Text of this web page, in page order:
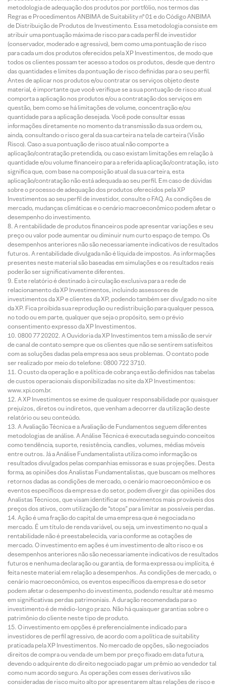
metodologia de adequação dos produtos por portfólio, nos termos das
Regras e Procedimentos ANBIMA de Suitability nº 01 e do Código ANBIMA
de Distribuição de Produtos de Investimento. Essa metodologia consiste em
atribuir uma pontuação máxima de risco para cada perfil de investidor
(conservador, moderado e agressivo), bem como uma pontuação de risco
para cada um dos produtos oferecidos pela XP Investimentos, de modo que
todos os clientes possam ter acesso a todos os produtos, desde que dentro
das quantidades e limites da pontuação de risco definidas para o seu perfil.
Antes de aplicar nos produtos e/ou contratar os serviços objeto deste
material, é importante que você verifique se a sua pontuação de risco atual
comporta a aplicação nos produtos e/ou a contratação dos serviços em
questão, bem como se há limitações de volume, concentração e/ou
quantidade para a aplicação desejada. Você pode consultar essas
informações diretamente no momento da transmissão da sua ordem ou,
ainda, consultando o risco geral da sua carteira na tela de carteira (Visão
Risco). Caso a sua pontuação de risco atual não comporte a
aplicação/contratação pretendida, ou caso existam limitações em relação à
quantidade e/ou volume financeiro para a referida aplicação/contratação, isto
significa que, com base na composição atual da sua carteira, esta
aplicação/contratação não está adequada ao seu perfil. Em caso de dúvidas
sobre o processo de adequação dos produtos oferecidos pela XP
Investimentos ao seu perfil de investidor, consulte o FAQ. As condições de
mercado, mudanças climáticas e o cenário macroeconômico podem afetar o
desempenho do investimento.
A rentabilidade de produtos financeiros pode apresentar variações e seu
preço ou valor pode aumentar ou diminuir num curto espaço de tempo. Os
desempenhos anteriores não são necessariamente indicativos de resultados
futuros. A rentabilidade divulgada não é líquida de impostos. As informações
presentes neste material são baseadas em simulações e os resultados reais
poderão ser significativamente diferentes.
Este relatório é destinado à circulação exclusiva para a rede de
relacionamento da XP Investimentos, incluindo assessores de
investimentos da XP e clientes da XP, podendo também ser divulgado no site
da XP. Fica proibida sua reprodução ou redistribuição para qualquer pessoa,
no todo ou em parte, qualquer que seja o propósito, sem o prévio
consentimento expresso da XP Investimentos.
0800 77 20202. A Ouvidoria da XP Investimentos tem a missão de servir
de canal de contato sempre que os clientes que não se sentirem satisfeitos
com as soluções dadas pela empresa aos seus problemas. O contato pode
ser realizado por meio do telefone: 0800 722 3710.
O custo da operação e a política de cobrança estão definidos nas tabelas
de custos operacionais disponibilizadas no site da XP Investimentos:
www.xpi.com.br.
A XP Investimentos se exime de qualquer responsabilidade por quaisquer
prejuízos, diretos ou indiretos, que venham a decorrer da utilização deste
relatório ou seu conteúdo.
A Avaliação Técnica e a Avaliação de Fundamentos seguem diferentes
metodologias de análise. A Análise Técnica é executada seguindo conceitos
como tendência, suporte, resistência, candles, volumes, médias móveis
entre outros. Já a Análise Fundamentalista utiliza como informação os
resultados divulgados pelas companhias emissoras e suas projeções. Desta
forma, as opiniões dos Analistas Fundamentalistas, que buscam os melhores
retornos dadas as condições de mercado, o cenário macroeconômico e os
eventos específicos da empresa e do setor, podem divergir das opiniões dos
Analistas Técnicos, que visam identificar os movimentos mais prováveis dos
preços dos ativos, com utilização de “stops” para limitar as possíveis perdas.
Ação é uma fração do capital de uma empresa que é negociada no
mercado. É um título de renda variável, ou seja, um investimento no qual a
rentabilidade não é preestabelecida, varia conforme as cotações de
mercado. O investimento em ações é um investimento de alto risco e os
desempenhos anteriores não são necessariamente indicativos de resultados
futuros e nenhuma declaração ou garantia, de forma expressa ou implícita, é
feita neste material em relação a desempenhos. As condições de mercado, o
cenário macroeconômico, os eventos específicos da empresa e do setor
podem afetar o desempenho do investimento, podendo resultar até mesmo
em significativas perdas patrimoniais. A duração recomendada para o
investimento é de médio-longo prazo. Não há quaisquer garantias sobre o
patrimônio do cliente neste tipo de produto.
O investimento em opções é preferencialmente indicado para
investidores de perfil agressivo, de acordo com a política de suitability
praticada pela XP Investimentos. No mercado de opções, são negociados
direitos de compra ou venda de um bem por preço fixado em data futura,
devendo o adquirente do direito negociado pagar um prêmio ao vendedor tal
como num acordo seguro. As operações com esses derivativos são
consideradas de risco muito alto por apresentarem altas relações de risco e